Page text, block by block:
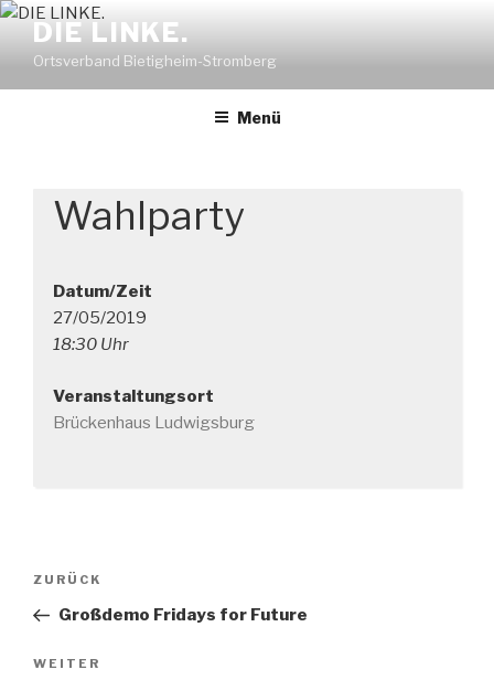
Zum
Inhalt
springen
DIE LINKE.
Ortsverband Bietigheim-Stromberg
Menü
Wahlparty
Datum/Zeit
27/05/2019
18:30 Uhr
Veranstaltungsort
Brückenhaus Ludwigsburg
Beitragsnavigation
Vorheriger
Beitrag
ZURÜCK
Großdemo Fridays for Future
Nächster
WEITER